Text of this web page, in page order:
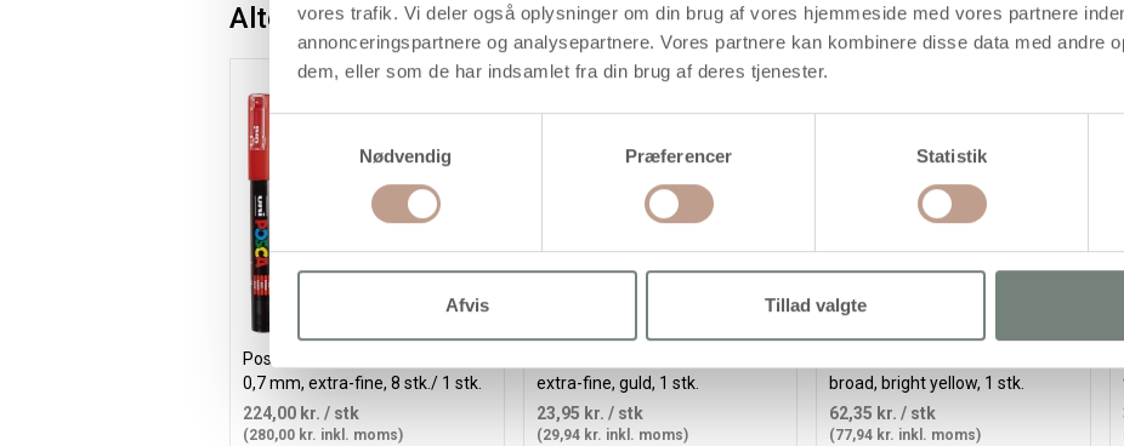
vores trafik. Vi deler også oplysninger om din brug af vores hjemmeside med vores partnere
annonceringspartnere og analysepartnere. Vores partnere kan kombinere disse data med andre
dem, eller som de har indsamlet fra din brug af deres tjenester.
Nødvendig
Præferencer Statistik
Afvis Tillad valgte
Alternativer
Posca Tusch, nr. PC-1M, streg
0,7 mm, extra-fine, 8 stk./ 1 stk.
224,00 kr. / stk
(280,00 kr. inkl. moms)
extra-fine, guld, 1 stk.
23,95 kr. / stk
(29,94 kr. inkl. moms)
broad, bright yellow, 1 stk.
62,35 kr. / stk
(77,94 kr. inkl. moms)